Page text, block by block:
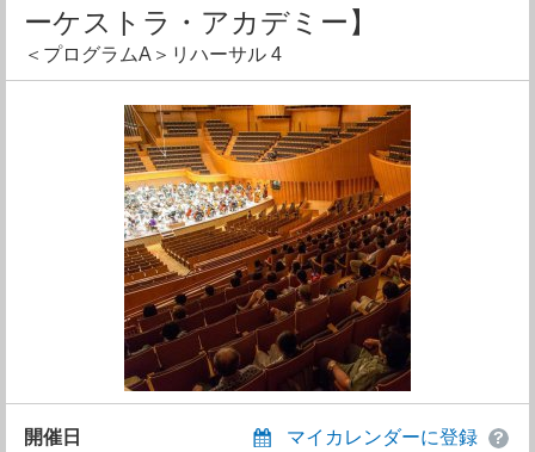
PMF2026 アーティスト
ーケストラ・アカデミー】
＜プログラムA＞リハーサル 4
開催日 マイカレンダーに登録